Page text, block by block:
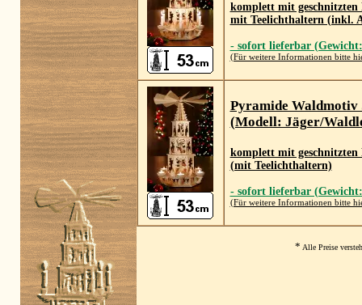
komplett mit geschnitzten
mit Teelichthaltern (inkl.
- sofort lieferbar
(Für weitere Informationen bitte
Pyramide Waldmotiv
(Modell: Jäger/
komplett mit geschnitzten
(mit Teelichthaltern)
- sofort lieferbar
(Für weitere Informationen bitte
* Alle Preise